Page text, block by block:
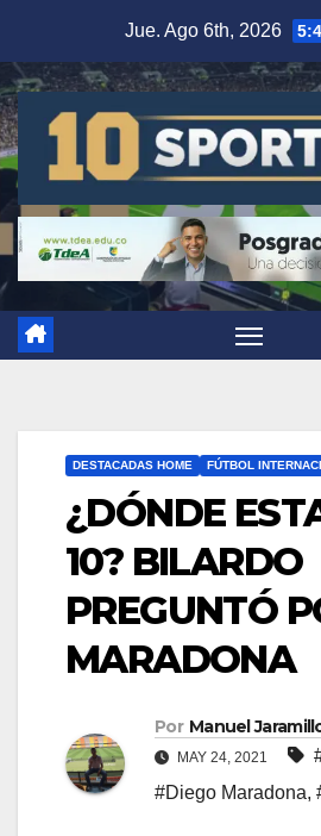
Jue. Ago 6th, 2026
DESTACADAS HOME FÚTBOL
¿DÓNDE
10? BILARDO
PREGUNTÓ
MARADONA
Por Manuel
MAY 24, 2021
#Diego Maradona,